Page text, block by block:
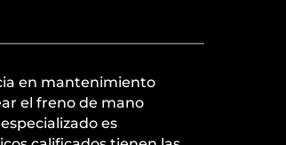
en mantenimiento
el freno de mano
es